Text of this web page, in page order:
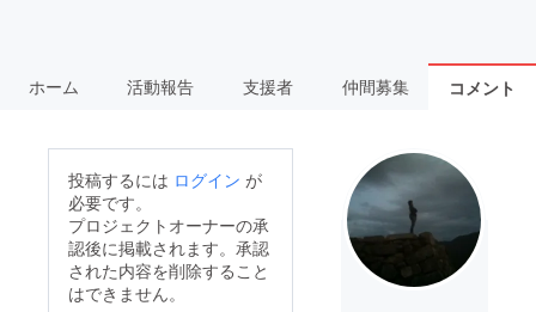
ホーム 活動報告 支援者 仲間募集 コメント
投稿するには ログイン が
必要です。
プロジェクトオーナーの承
認後に掲載されます。承認
された内容を削除すること
はできません。